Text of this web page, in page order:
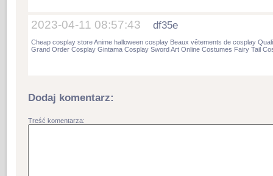
2023-04-11 08:57:43 df35e
Cheap cosplay storeAnime halloween cosplay Beaux vêtements de cosplay
Grand Order Cosplay Gintama Cosplay Sword Art Online Costumes Fairy Tail
Dodaj komentarz:
Treść komentarza: